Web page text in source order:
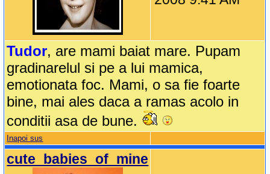
Tudor, are mami baiat mare. Pupam
gradinarelul si pe a lui mamica,
emotionata foc. Mami, o sa fie foarte
bine, mai ales daca a ramas acolo in
conditii asa de bune.
Inapoi sus
cute_babies_of_mine